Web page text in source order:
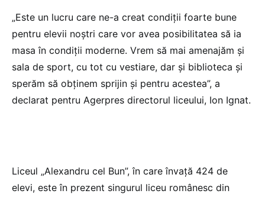
„Este un lucru care ne-a creat condiţii foarte bune
pentru elevii noştri care vor avea posibilitatea să ia
masa în condiţii moderne. Vrem să mai amenajăm şi
sala de sport, cu tot cu vestiare, dar şi biblioteca şi
sperăm să obţinem sprijin şi pentru acestea”, a
declarat pentru Agerpres directorul liceului, Ion Ignat.
Liceul „Alexandru cel Bun”, în care învaţă 424 de
elevi, este în prezent singurul liceu românesc din